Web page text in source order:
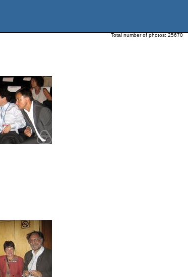
Total number of photos: 25670